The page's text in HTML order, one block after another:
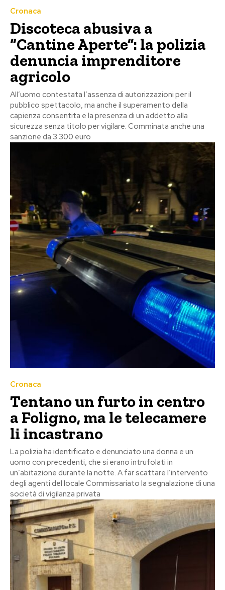
Cronaca
Discoteca abusiva a
“Cantine Aperte”: la polizia
denuncia imprenditore
agricolo
All’uomo contestata l’assenza di autorizzazioni per il
pubblico spettacolo, ma anche il superamento della
capienza consentita e la presenza di un addetto alla
sicurezza senza titolo per vigilare. Comminata anche una
sanzione da 3.300 euro
Cronaca
Tentano un furto in centro
a Foligno, ma le telecamere
li incastrano
La polizia ha identificato e denunciato una donna e un
uomo con precedenti, che si erano intrufolati in
un’abitazione durante la notte. A far scattare l’intervento
degli agenti del locale Commissariato la segnalazione di una
società di vigilanza privata